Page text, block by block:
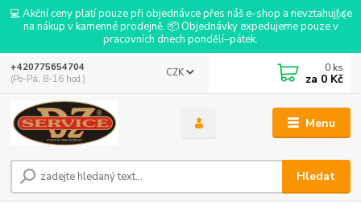
💻 Akční ceny platí pouze při objednávce přes náš e-shop a nevztahují se
na nákup v kamenné prodejně. 📦 Objednávky expedujeme pouze v
pracovních dnech pondělí–pátek.
Menu
CZK
Hledat
+420775654704
(Po-Pá, 8-16 hod.)
0 ks
za 0 Kč